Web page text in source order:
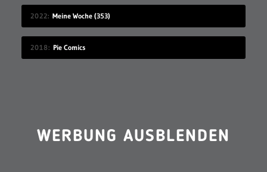
2022 Meine Woche (353)
2018 Pie Comics
WERBUNG AUSBLENDEN